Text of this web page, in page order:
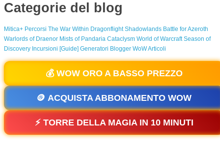
Categorie del blog
Mitica+ Percorsi The War Within Dragonflight Shadowlands Battle for Azeroth
Warlords of Draenor Mists of Pandaria Cataclysm World of Warcraft Season of
Discovery Incursioni [Guide] Generatori Blogger WoWArticoli
💰 WOW ORO A BASSO PREZZO
🪙 ACQUISTA ABBONAMENTO WOW
⚡ TORRE DELLA MAGIA IN 10 MINUTI